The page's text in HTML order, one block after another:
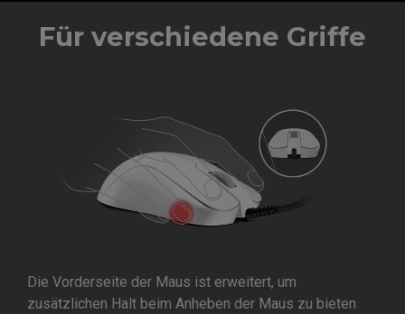
Für verschiedene Griffe
Die Vorderseite der Maus ist erweitert, um
zusätzlichen Halt beim Anheben der Maus zu bieten